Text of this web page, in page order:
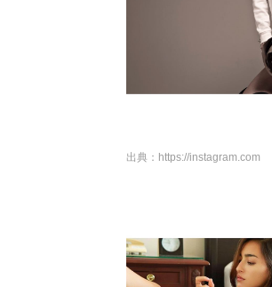
出典： https://instagram.com